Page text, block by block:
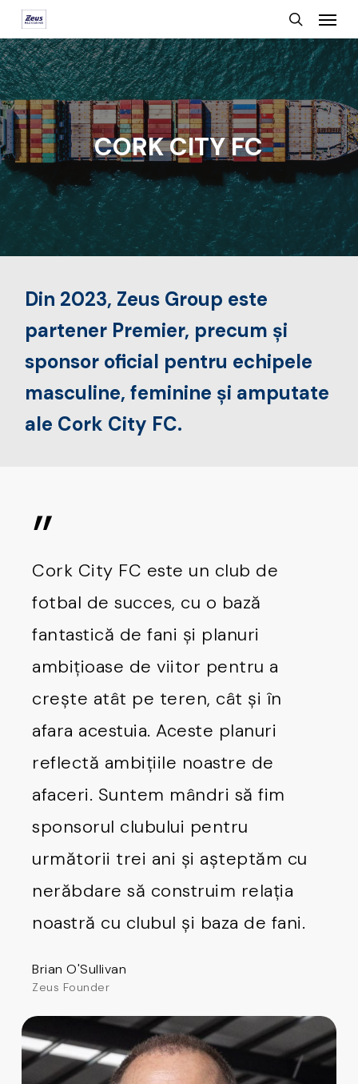
Skip
to
main
content
search
Menu
CORK CITY FC
Din 2023, Zeus Group este
partener Premier, precum și
sponsor oficial pentru echipele
masculine, feminine și amputate
ale Cork City FC.
”
Cork City FC este un club de
fotbal de succes, cu o bază
fantastică de fani și planuri
ambițioase de viitor pentru a
crește atât pe teren, cât și în
afara acestuia. Aceste planuri
reflectă ambițiile noastre de
afaceri. Suntem mândri să fim
sponsorul clubului pentru
următorii trei ani și așteptăm cu
nerăbdare să construim relația
noastră cu clubul și baza de fani.
Brian O'Sullivan
Zeus Founder